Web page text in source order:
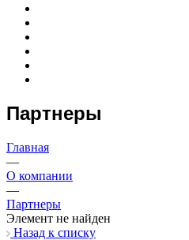
Партнеры
Главная
—
О компании
—
Партнеры
Элемент не найден
Назад к списку